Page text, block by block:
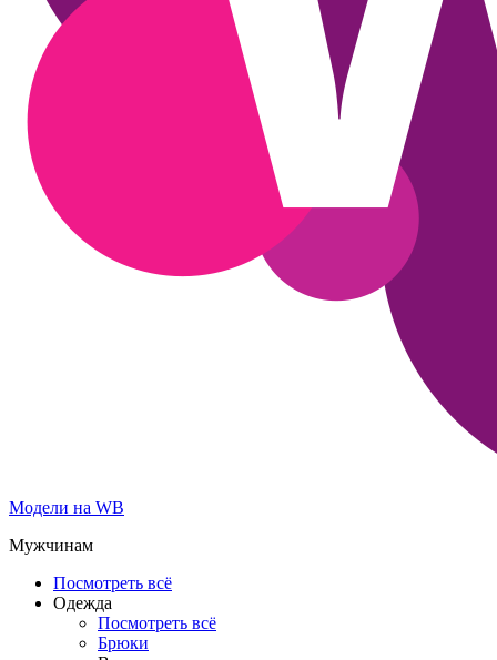
Модели на WB
Мужчинам
Посмотреть всё
Одежда
Посмотреть всё
Брюки